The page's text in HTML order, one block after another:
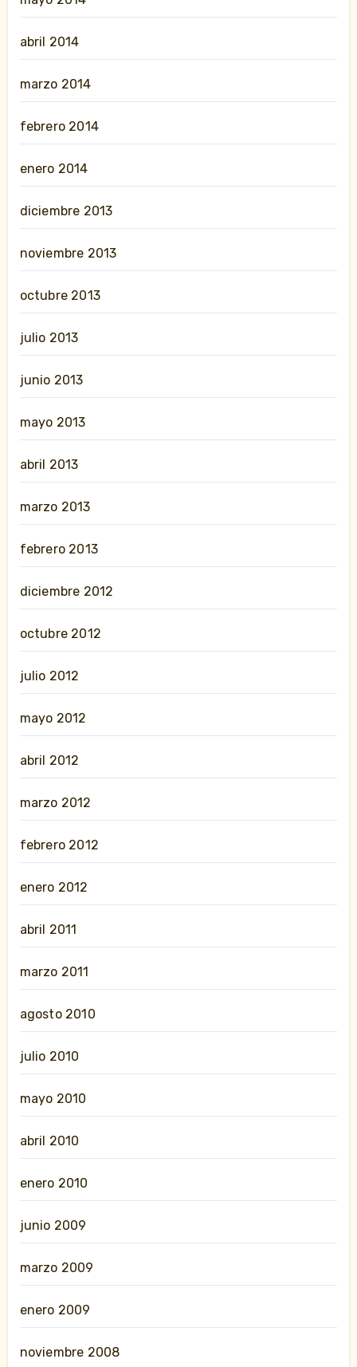
abril 2014
marzo 2014
febrero 2014
enero 2014
diciembre 2013
noviembre 2013
octubre 2013
julio 2013
junio 2013
mayo 2013
abril 2013
marzo 2013
febrero 2013
diciembre 2012
octubre 2012
julio 2012
mayo 2012
abril 2012
marzo 2012
febrero 2012
enero 2012
abril 2011
marzo 2011
agosto 2010
julio 2010
mayo 2010
abril 2010
enero 2010
junio 2009
marzo 2009
enero 2009
noviembre 2008